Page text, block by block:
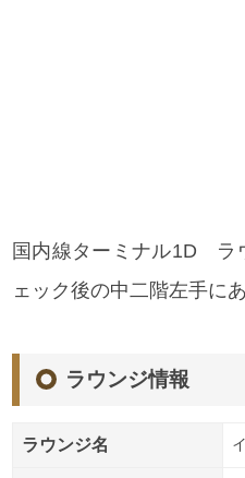
国内線ターミナル1D ラ
ェック後の中二階左手に
ラウンジ情報
ラウンジ名